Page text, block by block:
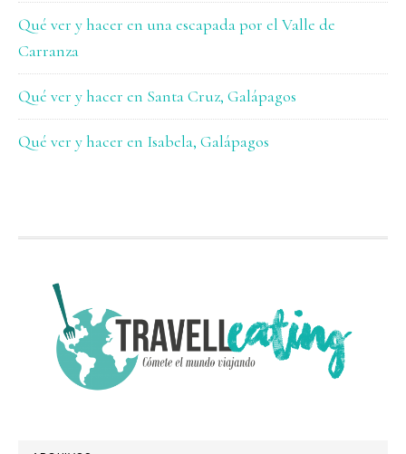
Qué ver y hacer en una escapada por el Valle de
Carranza
Qué ver y hacer en Santa Cruz, Galápagos
Qué ver y hacer en Isabela, Galápagos
FOOTER